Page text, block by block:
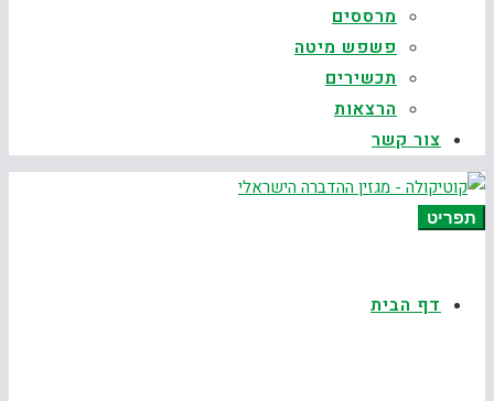
מרססים
פשפש מיטה
תכשירים
הרצאות
צור קשר
תפריט
דף הבית